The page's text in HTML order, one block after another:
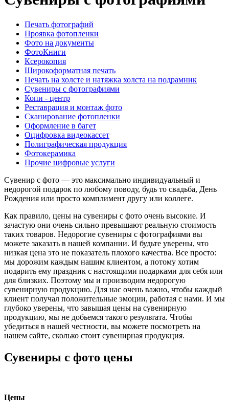
Печать фотографий
Проявка фотопленки
Фото на документы
ФотоКниги
Ксерокопия
Широкоформатная печать
Печать на холсте и натяжка холста на подрамник
Сувениры с фотографиями
Копи - центр
Реставрация и монтаж фото
Сканирование фотопленки
Оформление в багет
Оцифровка видеокассет
Полиграфическая продукция
Фотокерамика
Прочие цифровые услуги
Сувенир с фото — это максимально индивидуальный и
недорогой подарок по любому поводу, будь то свадьба, День
Рождения или просто комплимент другу или коллеге.
Как правило, цены на сувениры с фото очень высокие. И
зачастую они очень сильно превышают реальную стоимость
таких товаров. Недорогие сувениры с фотографиями вы
можете заказать в нашей компании. И будьте уверены, что
низкая цена это не показатель плохого качества. Все просто:
мы дорожим каждым нашим клиентом, а потому хотим
подарить ему праздник с настоящими подарками для себя или
для близких. Поэтому мы и производим недорогую
сувенирную продукцию. Для нас очень важно, чтобы каждый
клиент получал положительные эмоции, работая с нами. И мы
глубоко уверены, что завышая цены на сувенирную
продукцию, мы не добьемся такого результата. Чтобы
убедиться в нашей честности, вы можете посмотреть на
нашем сайте, сколько стоит сувенирная продукция.
Сувениры с фото цены
Цены